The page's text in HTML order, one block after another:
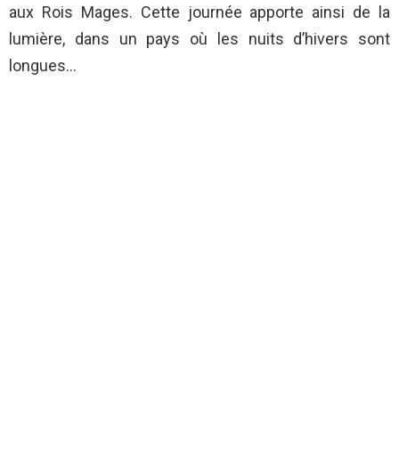
aux Rois Mages. Cette journée apporte ainsi de la
lumière, dans un pays où les nuits d’hivers sont
longues…